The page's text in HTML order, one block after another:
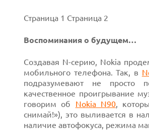
Страница 1 Страница 2
Воспоминания о будущем…
Создавая N-серию, Nokia
мобильного телефона. Так, в
подразумевают не просто
качественное проигрывание
говорим об Nokia N90,
снимай!»), это выливается в
наличие автофокуса, режима
Prev